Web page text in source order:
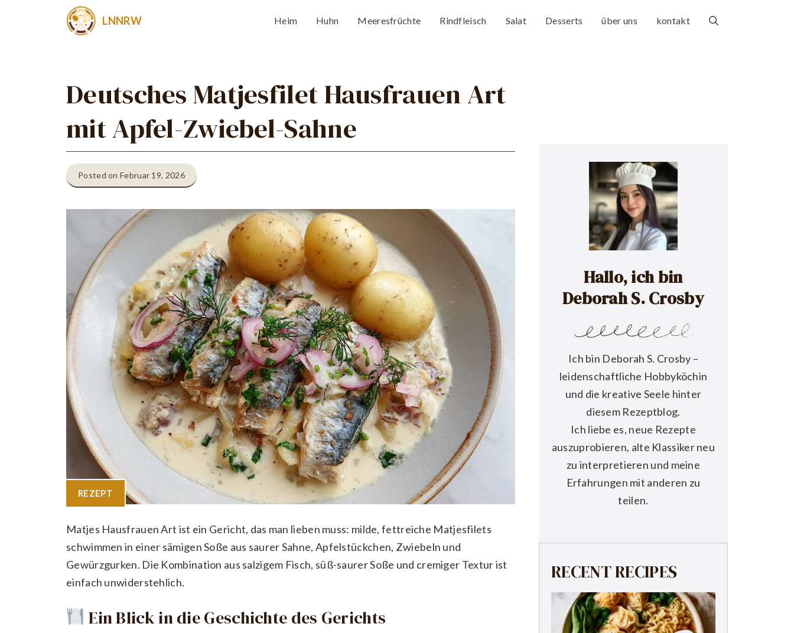
LNNRW Heim Huhn Meeresfrüchte Rindfleisch Salat Desserts über uns kontakt
Deutsches Matjesfilet Hausfrauen Art
mit Apfel-Zwiebel-Sahne
Posted on Februar 19, 2026
REZEPT
Matjes Hausfrauen Art ist ein Gericht, das man lieben muss: milde, fettreiche Matjesfilets
schwimmen in einer sämigen Soße aus saurer Sahne, Apfelstückchen, Zwiebeln und
Gewürzgurken. Die Kombination aus salzigem Fisch, süß-saurer Soße und cremiger Textur ist
einfach unwiderstehlich.
Ein Blick in die Geschichte des Gerichts
Hallo, ich bin
Deborah S. Crosby
Ich bin Deborah S. Crosby –
leidenschaftliche Hobbyköchin
und die kreative Seele hinter
diesem Rezeptblog.
Ich liebe es, neue Rezepte
auszuprobieren, alte Klassiker neu
zu interpretieren und meine
Erfahrungen mit anderen zu
teilen.
RECENT RECIPES